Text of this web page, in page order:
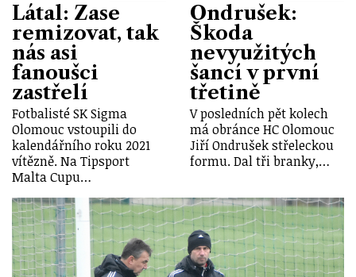
Látal: Zase
remizovat, tak
nás asi
fanoušci
zastřelí
Fotbalisté SK Sigma
Olomouc vstoupili do
kalendářního roku 2021
vítězně. Na Tipsport
Malta Cupu…
Ondrušek:
Škoda
nevyužitých
šancí v první
třetině
V posledních pět kolech
má obránce HC Olomouc
Jiří Ondrušek střeleckou
formu. Dal tři branky,…